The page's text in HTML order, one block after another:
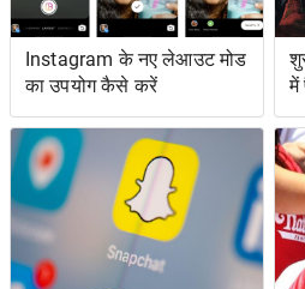
Instagram के नए लेआउट मोड
का उपयोग कैसे करें
में